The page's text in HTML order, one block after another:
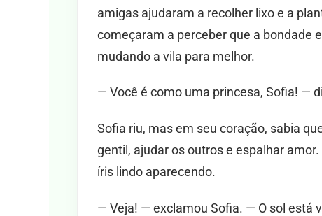
amigas ajudaram a recolher lixo e a
começaram a perceber que a bondade
mudando a vila para melhor.
— Você é como uma princesa, Sofia! —
Sofia riu, mas em seu coração, sabia
gentil, ajudar os outros e espalhar
íris lindo aparecendo.
— Veja! — exclamou Sofia. — O sol está